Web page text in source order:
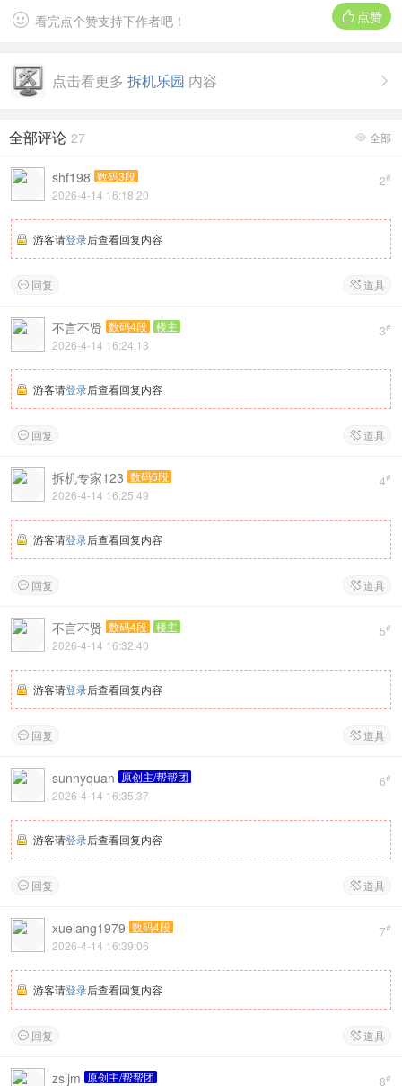
 点赞
 看完点个赞支持下作者吧！

点击看更多 拆机乐园 内容
 全部
全部评论 27
2#
shf198 数码3段
2026-4-14 16:18:20
游客请登录后查看回复内容
 回复  道具
3#
不言不贤 数码4段 楼主
2026-4-14 16:24:13
游客请登录后查看回复内容
 回复  道具
4#
拆机专家123 数码6段
2026-4-14 16:25:49
游客请登录后查看回复内容
 回复  道具
5#
不言不贤 数码4段 楼主
2026-4-14 16:32:40
游客请登录后查看回复内容
 回复  道具
6#
sunnyquan 原创主/帮帮团
2026-4-14 16:35:37
游客请登录后查看回复内容
 回复  道具
7#
xuelang1979 数码4段
2026-4-14 16:39:06
游客请登录后查看回复内容
 回复  道具
8#
zsljm 原创主/帮帮团